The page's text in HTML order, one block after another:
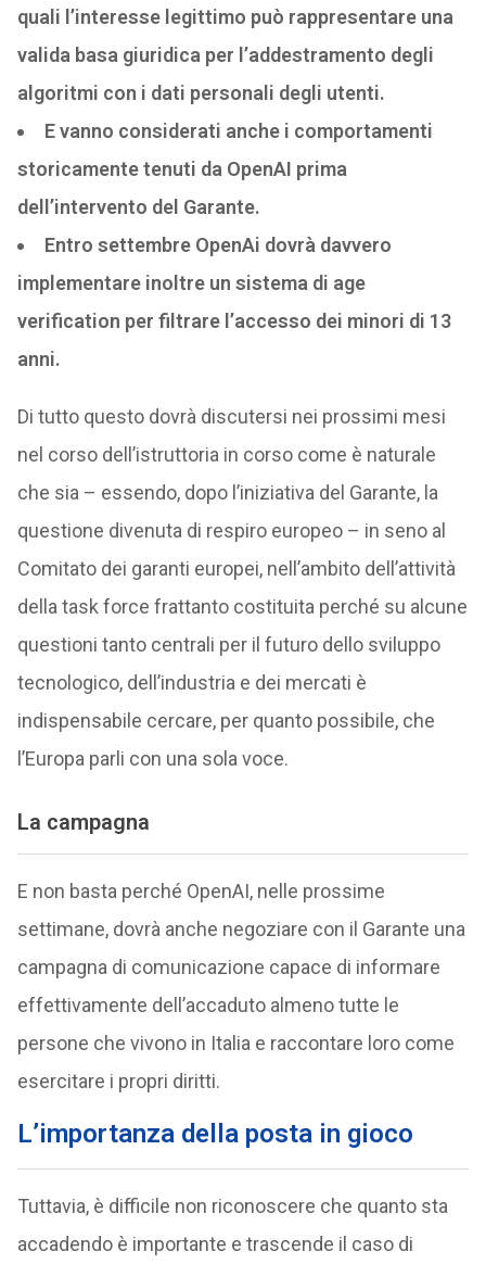
quali l’interesse legittimo può rappresentare una
valida basa giuridica per l’addestramento degli
algoritmi con i dati personali degli utenti.
E vanno considerati anche i comportamenti
storicamente tenuti da OpenAI prima
dell’intervento del Garante.
Entro settembre OpenAi dovrà davvero
implementare inoltre un sistema di age
verification per filtrare l’accesso dei minori di 13
anni.
Di tutto questo dovrà discutersi nei prossimi mesi
nel corso dell’istruttoria in corso come è naturale
che sia – essendo, dopo l’iniziativa del Garante, la
questione divenuta di respiro europeo – in seno al
Comitato dei garanti europei, nell’ambito dell’attività
della task force frattanto costituita perché su alcune
questioni tanto centrali per il futuro dello sviluppo
tecnologico, dell’industria e dei mercati è
indispensabile cercare, per quanto possibile, che
l’Europa parli con una sola voce.
La campagna
E non basta perché OpenAI, nelle prossime
settimane, dovrà anche negoziare con il Garante una
campagna di comunicazione capace di informare
effettivamente dell’accaduto almeno tutte le
persone che vivono in Italia e raccontare loro come
esercitare i propri diritti.
L’importanza della posta in gioco
Tuttavia, è difficile non riconoscere che quanto sta
accadendo è importante e trascende il caso di